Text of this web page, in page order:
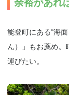
余裕があれ
能登町にある“海
ん）」もお薦め。
運びたい。